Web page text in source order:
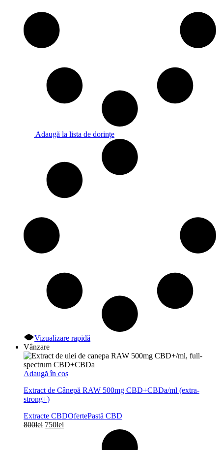
Adaugă la lista de dorințe
Vizualizare rapidă
Vânzare
Adaugă în coș
Extract de Cânepă RAW 500mg CBD+CBDa/ml (extra-
strong+)
Extracte CBDOfertePastă CBD
800lei Prețul
750lei